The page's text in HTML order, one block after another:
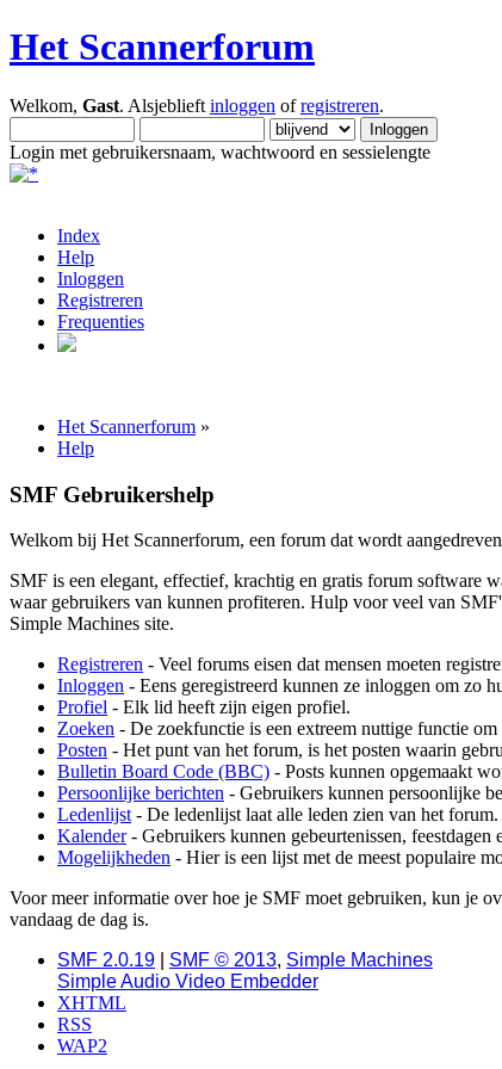
Het Scannerforum
Welkom, Gast. Alsjeblieft inloggen ofregistreren.
Login met gebruikersnaam, wachtwoord en sessielengte
Index
Help
Inloggen
Registreren
Frequenties
Het Scannerforum »
Help
SMF Gebruikershelp
Welkom bij Het Scannerforum, een forum dat wordt
SMF is een elegant, effectief, krachtig en gratis forum software
waar gebruikers van kunnen profiteren. Hulp voor veel van
Simple Machines site.
Registreren - Veel forums eisen dat mensen moeten
Inloggen - Eens geregistreerd kunnen ze inloggen om zo
Profiel - Elk lid heeft zijn eigen profiel.
Zoeken - De zoekfunctie is een extreem nuttige functie
Posten - Het punt van het forum, is het posten waarin
Bulletin Board Code (BBC) - Posts kunnen opgemaakt
Persoonlijke berichten - Gebruikers kunnen persoonlijke
Ledenlijst - De ledenlijst laat alle leden zien van het forum.
Kalender- Gebruikers kunnen gebeurtenissen, feestdagen
Mogelijkheden - Hier is een lijst met de meest populaire
Voor meer informatie over hoe je SMF moet gebruiken, kun je
vandaag de dag is.
SMF 2.0.19
SMF © 2013, Simple Machines
Simple Audio Video Embedder
XHTML
RSS
WAP2